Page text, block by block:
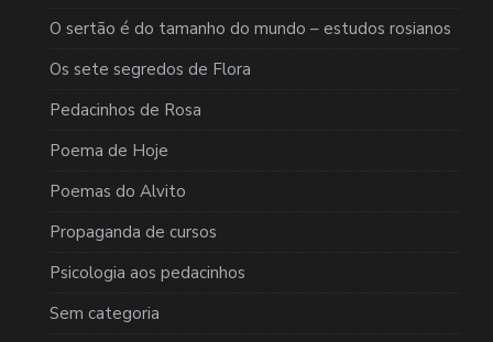
O sertão é do tamanho do mundo – estudos rosianos
Os sete segredos de Flora
Pedacinhos de Rosa
Poema de Hoje
Poemas do Alvito
Propaganda de cursos
Psicologia aos pedacinhos
Sem categoria